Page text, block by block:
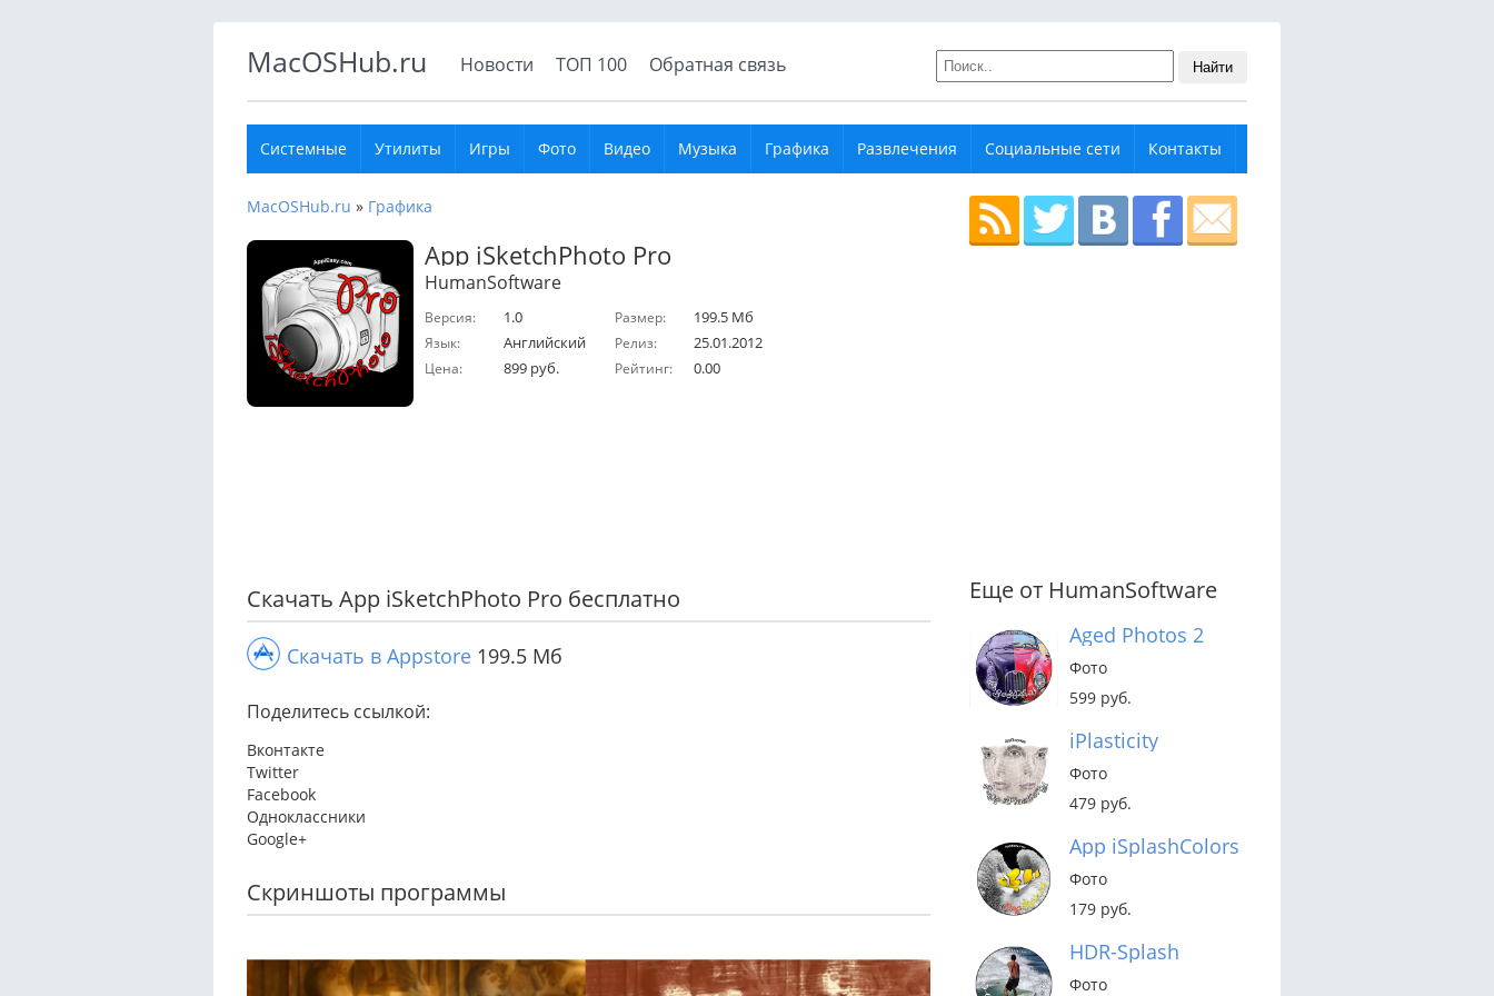
MacOSHub.ru Новости ТОП 100 Обратная связь Найти
Системные Утилиты Игры Фото Видео Музыка Графика Развлечения Социальные сети Контакты
MacOSHub.ru » Графика
App iSketchPhoto Pro
HumanSoftware
Версия: 1.0
Язык: Английский
Цена: 899 руб.
Размер: 199.5 Мб
Релиз: 25.01.2012
Рейтинг: 0.00
Скачать App iSketchPhoto Pro бесплатно
Скачать в Appstore 199.5 Мб
Поделитесь ссылкой:
Вконтакте
Twitter
Facebook
Одноклассники
Google+
Скриншоты программы
Еще от HumanSoftware
Aged Photos 2
Фото
599 руб.
iPlasticity
Фото
479 руб.
App iSplashColors
Фото
179 руб.
HDR-Splash
Фото